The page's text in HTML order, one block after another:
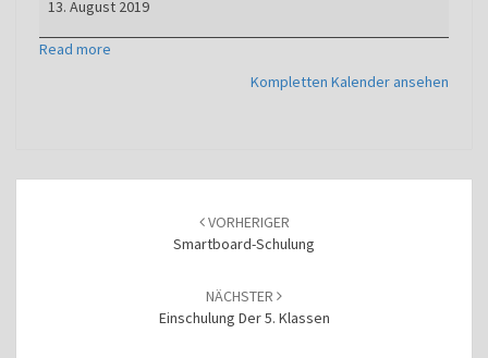
13. August 2019
Read more
Kompletten Kalender ansehen
VORHERIGER
Smartboard-Schulung
NÄCHSTER
Einschulung Der 5. Klassen